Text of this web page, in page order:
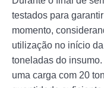
testados para
momento,
utilização no início
toneladas do
uma carga com 20